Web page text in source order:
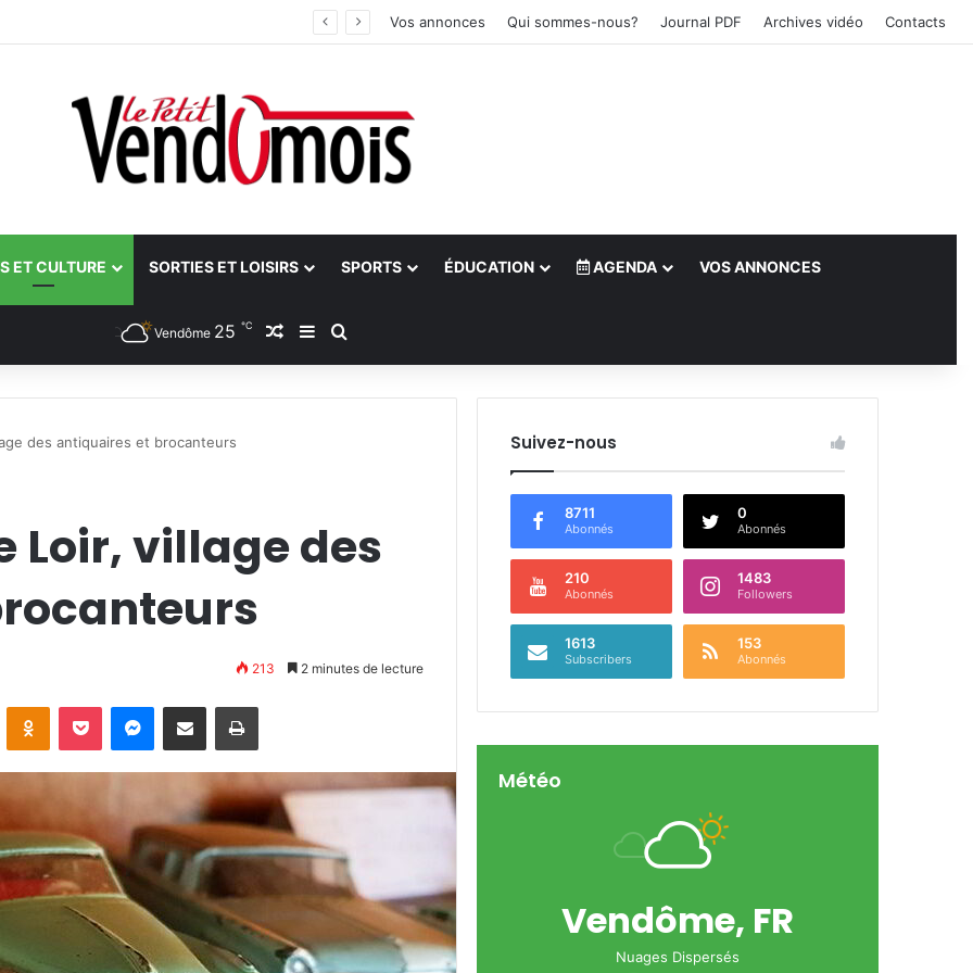
Vos annonces Qui sommes-nous? Journal PDF Archives vidéo Contacts
ET CULTURE SORTIES ET LOISIRS SPORTS ÉDUCATION AGENDA VOS ANNONCES
Vendôme 25 ℃ Article Aléatoire
Sidebar (barre latérale)
des antiquaires et brocanteurs
Loir, village des
213 2 minutes de lecture
Suivez-nous
8711
Abonnés
0
Abonnés
210
Abonnés
1483
Followers
1613
Subscribers
153
Abonnés
Météo
Vendôme, FR
Nuages Dispersés